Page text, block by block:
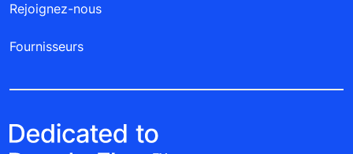
Rejoignez-nous
Fournisseurs